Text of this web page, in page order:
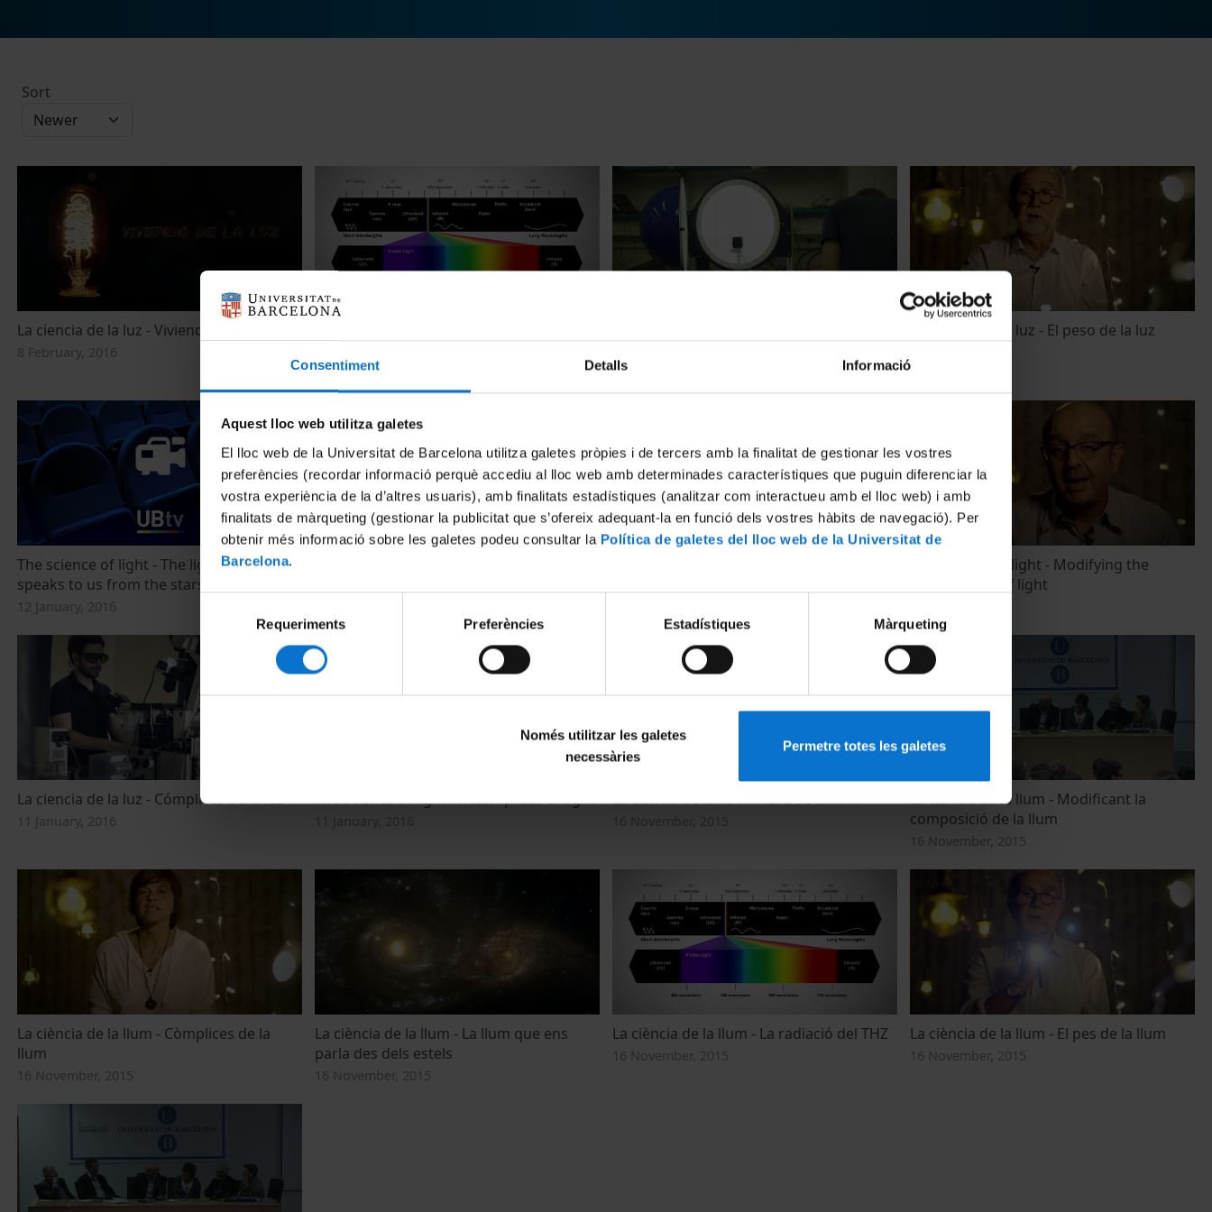
Consentiment Detalls Informació
Aquest lloc web utilitza galetes
El lloc web de la Universitat de Barcelona utilitza galetes pròpies i de tercers amb la finalitat de gestionar les vostres
preferències (recordar informació perquè accediu al lloc web amb determinades característiques que puguin diferenciar la
vostra experiència de la d’altres usuaris), amb finalitats estadístiques (analitzar com interactueu amb el lloc web) i amb
finalitats de màrqueting (gestionar la publicitat que s’ofereix adequant-la en funció dels vostres hàbits de navegació). Per
obtenir més informació sobre les galetes podeu consultar la Política de galetes del lloc web de la Universitat de
Barcelona.
consentiment
Requeriments Preferències Estadístiques Màrqueting
Només utilitzar les galetes
necessàries
Permetre totes les galetes
Sort
La ciencia de la luz - Viviendo de la luz
8 February, 2016
8 February, 2016
La ciencia de la luz - El peso de la luz
The science of light - The light that
speaks to us from the stars
12 January, 2016
The science of light - Modifying the
composition of light
La ciencia de la luz - Cómplices de la luz
11 January, 2016
The science of light - Accomplices of light La ciència de la llum. Viure de la llum
La ciència de la llum - Modificant la
composició de la llum
16 November, 2015
La ciència de la llum - Còmplices de la
llum
16 November, 2015
La ciència de la llum - La llum que ens
parla des dels estels
16 November, 2015
La ciència de la llum - La radiació del THZ
16 November, 2015
La ciència de la llum - El pes de la llum
16 November, 2015